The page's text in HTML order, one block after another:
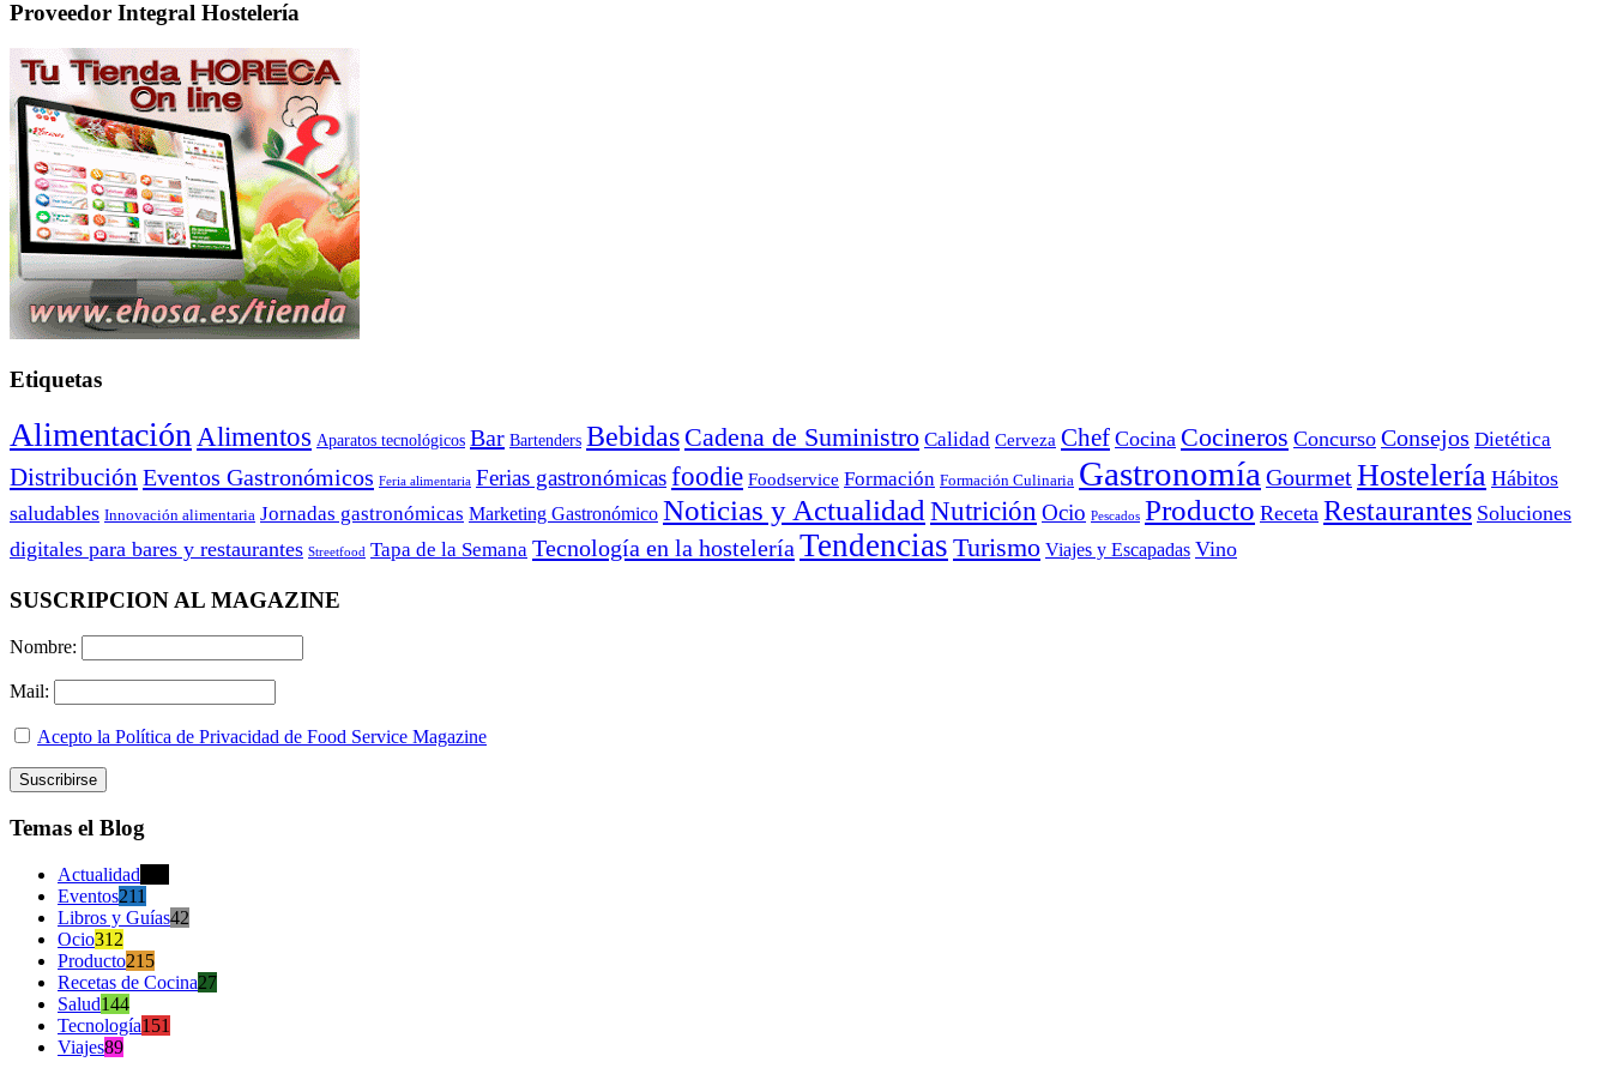
Proveedor Integral Hostelería
Etiquetas
Alimentación Alimentos Aparatos tecnológicos Bar Bartenders Bebidas Cadena de Suministro Calidad Cerveza Chef Cocina Cocineros Concurso Consejos Dietética
Distribución Eventos Gastronómicos Feria alimentaria Ferias gastronómicasfoodie Foodservice Formación Formación Culinaria Gastronomía GourmetHostelería Hábitos
saludables Innovación alimentaria Jornadas gastronómicas Marketing Gastronómico Noticias y Actualidad Nutrición Ocio Pescados Producto Receta Restaurantes Soluciones
digitales para bares y restaurantes Streetfood Tapa de la Semana Tecnología en la hostelería Tendencias Turismo Viajes y Escapadas Vino
SUSCRIPCION AL MAGAZINE
Nombre:
Mail:
Acepto la Política de Privacidad de Food Service Magazine
Temas el Blog
Actualidad
Eventos211
Libros y Guías42
Ocio312
Producto215
Recetas de Cocina27
Salud144
Tecnología151
Viajes89